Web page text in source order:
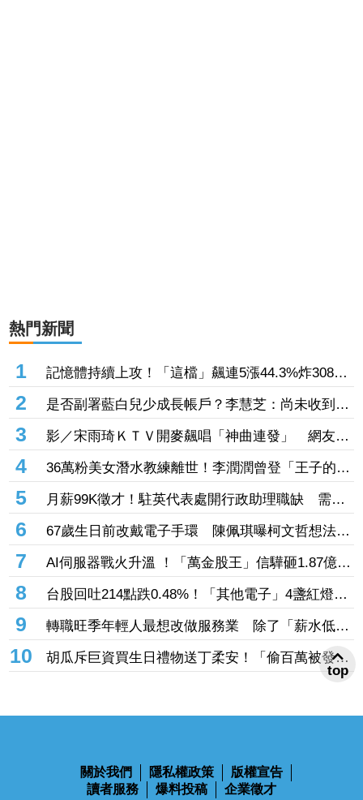
熱門新聞
1
記憶體持續上攻！「這檔」飆連5漲44.3%炸308億
元 南亞科也累漲40%噴474億元
2
是否副署藍白兒少成長帳戶？李慧芝：尚未收到三
讀咨文
3
影／宋雨琦ＫＴＶ開麥飆唱「神曲連發」 網友全
跪喊：不愧是高能量小狗！
4
36萬粉美女潛水教練離世！李潤潤曾登「王子的約
會」組超夯高顏值CP 昔日畫面曝光
5
月薪99K徵才！駐英代表處開行政助理職缺 需符
合「這些條件」網傻眼：是在請實習？
6
67歲生日前改戴電子手環 陳佩琪曝柯文哲想法：
生活沒差，只是更羞辱更強
7
AI伺服器戰火升溫 ！「萬金股王」信驊砸1.87億入
股M31 股價飆近半根炸53.06億成交額
8
台股回吐214點跌0.48%！「其他電子」4盞紅燈籠
高掛 金融業成提款機挫逾2%
9
轉職旺季年輕人最想改做服務業 除了「薪水低」
上班族轉職還有這些原因
10
胡瓜斥巨資買生日禮物送丁柔安！「偷百萬被發
關於我們 隱私權政策 版權宣告
top